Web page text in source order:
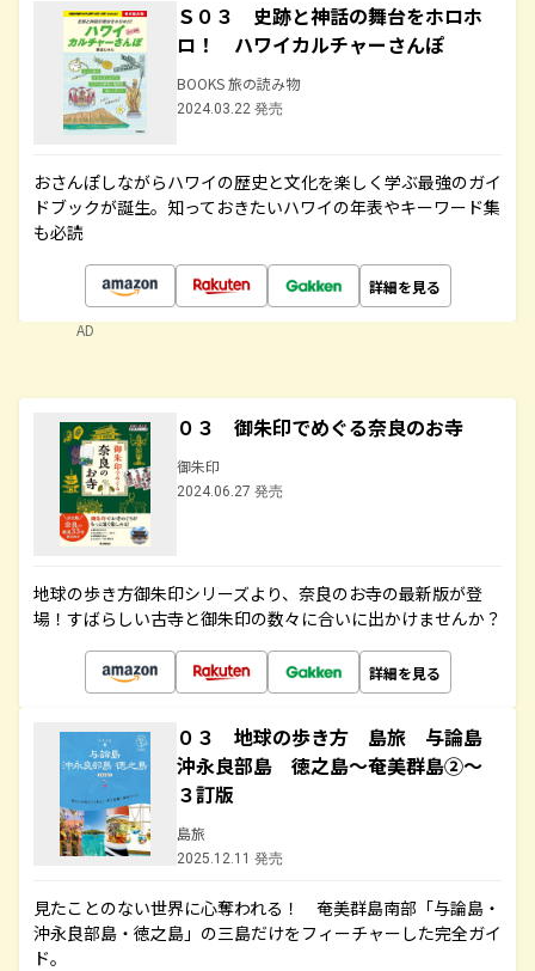
Ｓ０３ 史跡と神話の舞台をホロホ
ロ！ ハワイカルチャーさんぽ
BOOKS 旅の読み物
2024.03.22 発売
おさんぽしながらハワイの歴史と文化を楽しく学ぶ最強のガイ
ドブックが誕生。知っておきたいハワイの年表やキーワード集
も必読
詳細を見る
AD
０３ 御朱印でめぐる奈良のお寺
御朱印
2024.06.27 発売
地球の歩き方御朱印シリーズより、奈良のお寺の最新版が登
場！すばらしい古寺と御朱印の数々に合いに出かけませんか？
詳細を見る
０３ 地球の歩き方 島旅 与論島
沖永良部島 徳之島～奄美群島②～
３訂版
島旅
2025.12.11 発売
見たことのない世界に心奪われる！ 奄美群島南部「与論島・
沖永良部島・徳之島」の三島だけをフィーチャーした完全ガイ
ド。